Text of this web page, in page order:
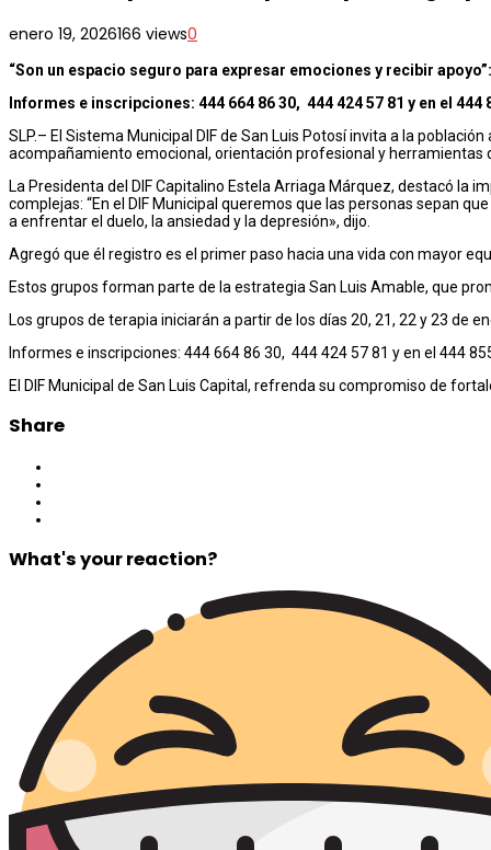
enero 19, 2026166 views0
“Son un espacio seguro para expresar emociones y recibir
Informes e inscripciones: 444 664 86 30, 444 424 57 81 y en el 444
SLP.– El Sistema Municipal DIF de San Luis Potosí invita a la
acompañamiento emocional, orientación profesional y
La Presidenta del DIF Capitalino Estela Arriaga Márquez, destacó la
complejas: “En el DIF Municipal queremos que las personas sepan
a enfrentar el duelo, la ansiedad y la depresión», dijo.
Agregó que él registro es el primer paso hacia una vida con mayor
Estos grupos forman parte de la estrategia San Luis Amable, que
Los grupos de terapia iniciarán a partir de los días 20, 21, 22 y 23 de
Informes e inscripciones: 444 664 86 30, 444 424 57 81 y en el 444
El DIF Municipal de San Luis Capital, refrenda su compromiso de
Share
What's your reaction?